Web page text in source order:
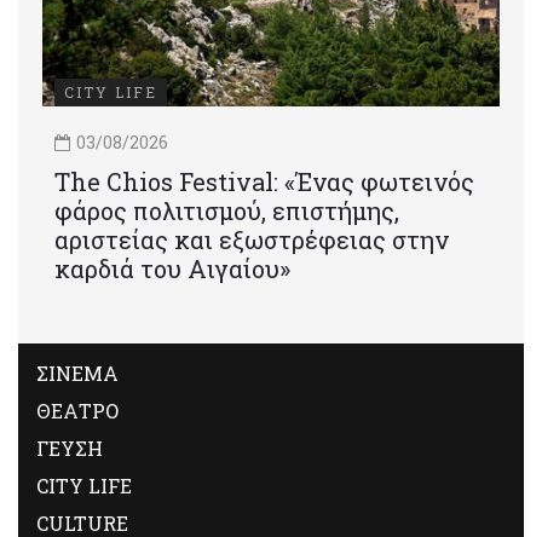
CITY LIFE
03/08/2026
Τhe Chios Festival: «Ένας φωτεινός
φάρος πολιτισμού, επιστήμης,
αριστείας και εξωστρέφειας στην
καρδιά του Αιγαίου»
ΣΙΝΕΜΑ
ΘΕΑΤΡΟ
ΓΕΥΣΗ
CITY LIFE
CULTURE